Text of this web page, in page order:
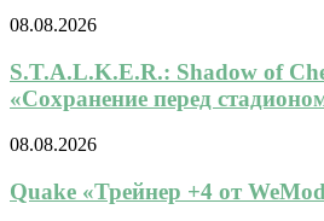
08.08.2026
S.T.A.L.K.E.R.: Shadow of
«Сохранение перед
08.08.2026
Quake «Трейнер +4 от